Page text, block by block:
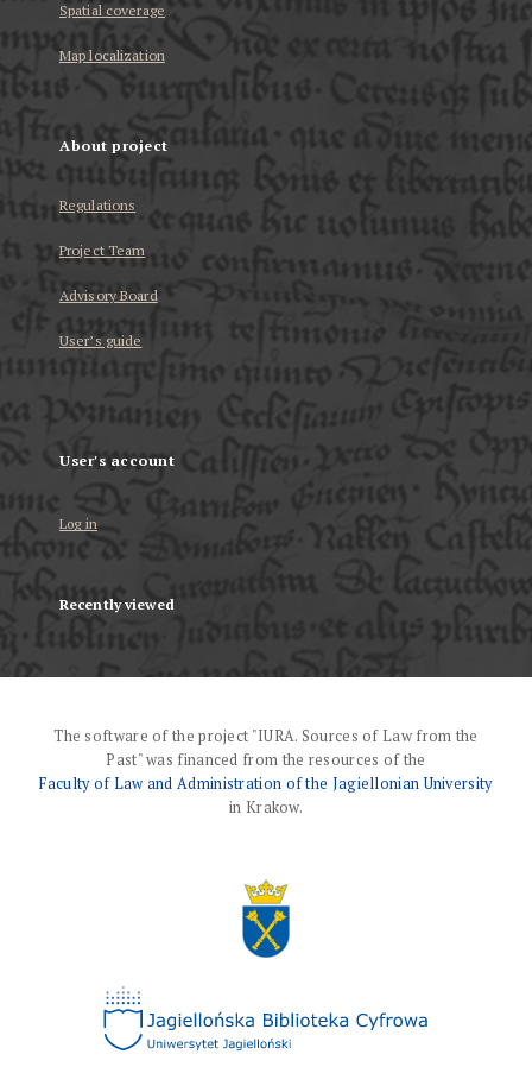
Spatial coverage
Map localization
About project
Regulations
Project Team
Advisory Board
User’s guide
User's account
Log in
Recently viewed
The software of the project "IURA. Sources of Law from the
Past" was financed from the resources of the
Faculty of Law and Administration of the Jagiellonian University
in Krakow.